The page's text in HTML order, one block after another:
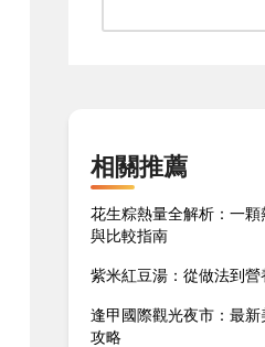
相關推薦
花生粽熱量全解析：一
與比較指南
紫米紅豆湯：從做法到
逢甲國際觀光夜市：最
攻略